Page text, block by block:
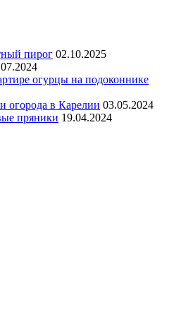
пирог 02.10.2025
огурцы на подоконнике
огорода в Карелии 03.05.2024
пряники 19.04.2024